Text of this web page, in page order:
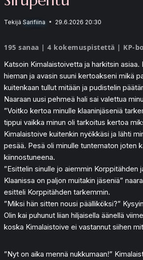
Tekijä Sarifiina 29.6.2026 20:30
195 sanaa | 4 kokemuspistettä | KP-
Katsoin Kimalaistoivetta ja harkitsin asiaa.
hieman ja avasin suuni kertoakseni mikä
kuitenkaan tullut mitään ja pudistelin
Naaraan uusi pehmeä hali sai valettua
”Voitko kertoa minulle klaaninjäseniä
tippui vaikka minun oli tarkoitus kertoa
Kimalaistoive kuitenkin nyökkäsi ja lähti
pesää. Pesä oli minulle tuntematon joten
kiinnostuneena.
”Esittelin sinulle jo aiemmin Korppitähden
Klaanissa on paljon muitakin jäseniä”
esitteli Korppitähden tarkemmin.
”Miksi hän sitten nousi päälliköksi?”
Olin kai puhunut liian hiljaisella äänellä
koska Kimalaistoive ei vastannut siihen
”Nyt on aika mennä nukkumaan!”